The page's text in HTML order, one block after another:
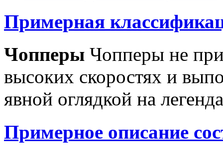
Примерная
Чопперы Чопперы не
высоких скоростях и
явной оглядкой на
Примерное описание